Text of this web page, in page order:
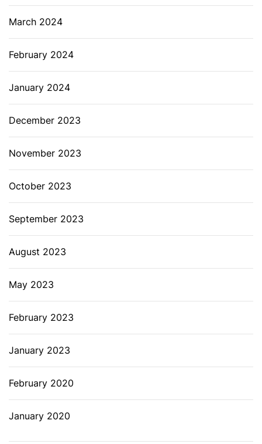
March 2024
February 2024
January 2024
December 2023
November 2023
October 2023
September 2023
August 2023
May 2023
February 2023
January 2023
February 2020
January 2020